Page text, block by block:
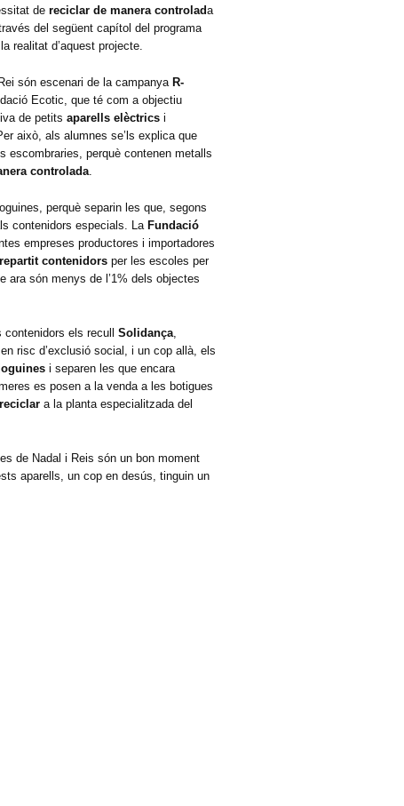
dereciclar de manera controlada
través del següent capítol del programa
realitat d’aquest projecte.
són escenari de la campanyaR-
Ecotic, que té com a objectiu
de petitsaparells elèctrics i
això, als alumnes se’ls explica que
escombraries, perquè contenen metalls
controlada
perquè separin les que, segons
contenidors especials. LaFundació
empreses productores i importadores
contenidors per les escoles per
ara són menys de l’1% dels objectes
contenidors els recullSolidança
risc d’exclusió social, i un cop allà, els
i separen les que encara
es posen a la venda a les botigues
reciclara la planta especialitzada del
de Nadal i Reis són un bon moment
aparells, un cop en desús, tinguin un